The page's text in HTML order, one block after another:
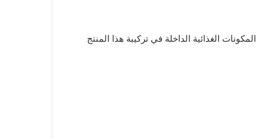
الغذائية الداخلة في تركيبة هذا المنتج